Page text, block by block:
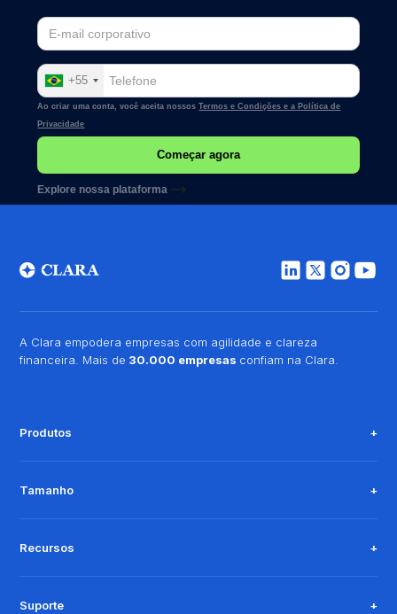
+55
Ao criar uma conta, você aceita nossosTermos e Condições e a Política de
Privacidade
Explore nossa plataforma
A Clara empodera empresas com agilidade e clareza
financeira. Mais de 30.000 empresas confiam na Clara.
Produtos
Tamanho
Recursos
Suporte